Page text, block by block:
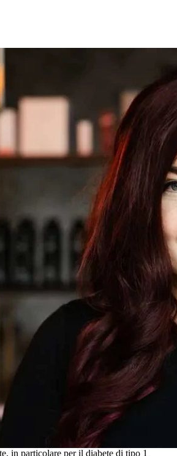
in particolare per il diabete di tipo 1